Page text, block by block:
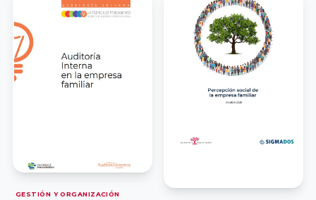
Empresariales,
Universidad de
Málaga
Universidad de
Económicas y
Asociación
Gallega de la
Empresa
Familiar AGEF
Aragón AEFA
GESTIÓN Y ORGANIZACIÓN